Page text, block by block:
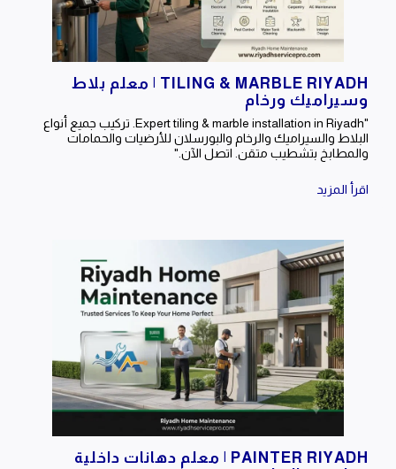
TILING & MARBLE RIYADH | معلم بلاط
وسيراميك ورخام
"Expert tiling & marble installation in Riyadh. تركيب جميع أنواع
البلاط والسيراميك والرخام والبورسلان للأرضيات والحمامات
والمطابخ بتشطيب متقن. اتصل الآن."
اقرأ المزيد
PAINTER RIYADH | معلم دهانات داخلية